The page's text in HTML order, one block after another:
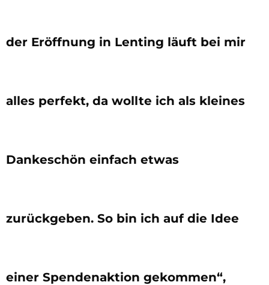
der Eröffnung in Lenting läuft bei mir
alles perfekt, da wollte ich als kleines
Dankeschön einfach etwas
zurückgeben. So bin ich auf die Idee
einer Spendenaktion gekommen“,